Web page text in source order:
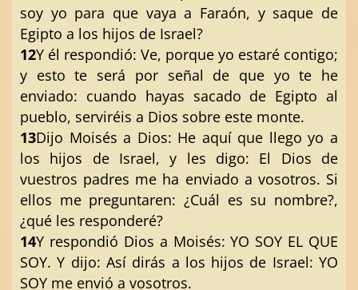
soy yo para que vaya a Faraón, y saque de
Egipto a los hijos de Israel?
12Y él respondió: Ve, porque yo estaré contigo;
y esto te será por señal de que yo te he
enviado: cuando hayas sacado de Egipto al
pueblo, serviréis a Dios sobre este monte.
13Dijo Moisés a Dios: He aquí que llego yo a
los hijos de Israel, y les digo: El Dios de
vuestros padres me ha enviado a vosotros. Si
ellos me preguntaren: ¿Cuál es su nombre?,
¿qué les responderé?
14Y respondió Dios a Moisés: YO SOY EL QUE
SOY. Y dijo: Así dirás a los hijos de Israel: YO
SOY me envió a vosotros.